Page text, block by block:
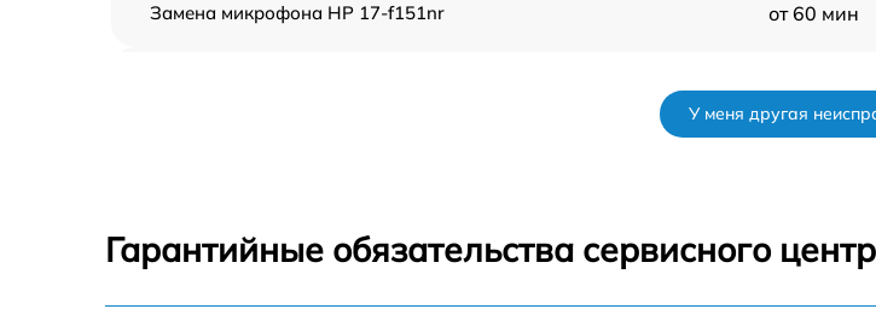
Замена микрофона HP 17-f151nr от 60 мин
У меня другая
Гарантийные обязательства сервисного